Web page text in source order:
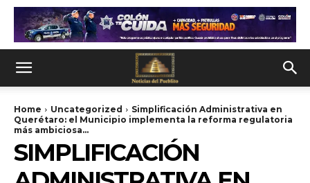
Home Uncategorized
Simplificación Administrativa en
Querétaro: el Municipio implementa la reforma regulatoria
más ambiciosa...
SIMPLIFICACIÓN